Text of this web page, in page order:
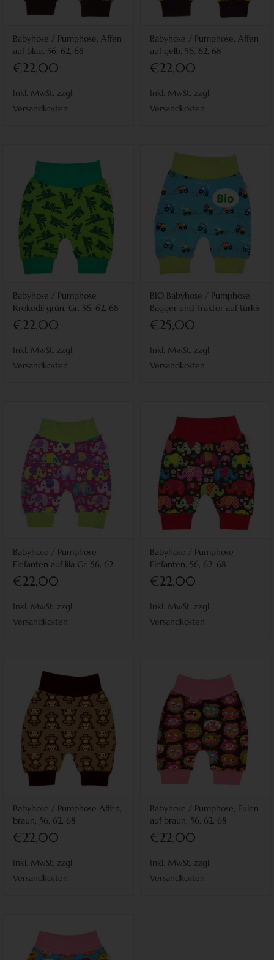
Babyhose / Pumphose, Affen
auf blau, 56, 62, 68
€22,00
Inkl. MwSt. zzgl.
Versandkosten
Babyhose / Pumphose, Affen
auf gelb, 56, 62, 68
€22,00
Inkl. MwSt. zzgl.
Versandkosten
Babyhose / Pumphose
Krokodil grün, Gr. 56, 62, 68
€22,00
Inkl. MwSt. zzgl.
Versandkosten
BIO Babyhose / Pumphose,
Bagger und Traktor auf türkis
€25,00
Inkl. MwSt. zzgl.
Versandkosten
Babyhose / Pumphose
Elefanten auf lila Gr. 56, 62,
68
€22,00
Inkl. MwSt. zzgl.
Versandkosten
Babyhose / Pumphose
Elefanten, 56, 62, 68
€22,00
Inkl. MwSt. zzgl.
Versandkosten
Babyhose / Pumphose Affen,
braun, 56, 62, 68
€22,00
Inkl. MwSt. zzgl.
Versandkosten
Babyhose / Pumphose, Eulen
auf braun, 56, 62, 68
€22,00
Inkl. MwSt. zzgl.
Versandkosten